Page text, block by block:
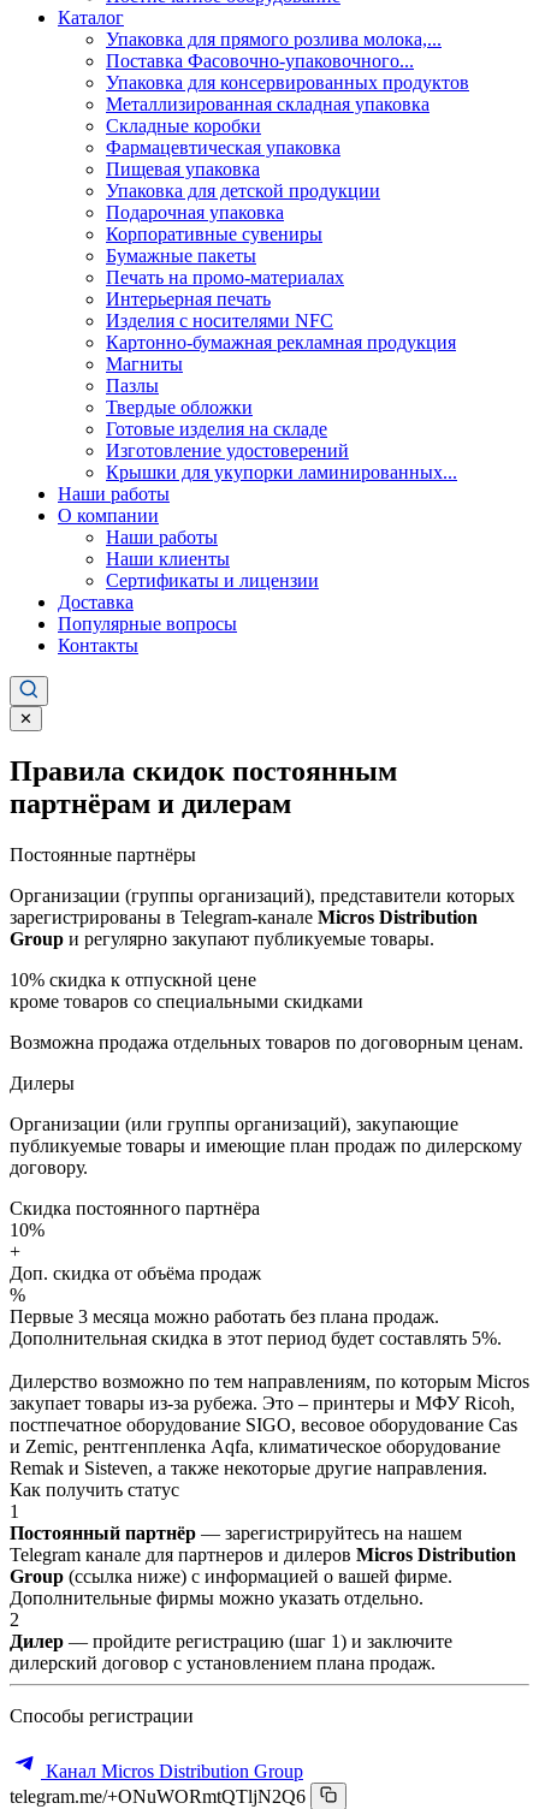
Каталог
Упаковка для прямого розлива молока,...
Поставка Фасовочно-упаковочного...
Упаковка для консервированных продуктов
Металлизированная складная упаковка
Складные коробки
Фармацевтическая упаковка
Пищевая упаковка
Упаковка для детской продукции
Подарочная упаковка
Корпоративные сувениры
Бумажные пакеты
Печать на промо-материалах
Интерьерная печать
Изделия с носителями NFC
Картонно-бумажная рекламная продукция
Магниты
Пазлы
Твердые обложки
Готовые изделия на складе
Изготовление удостоверений
Крышки для укупорки ламинированных...
Наши работы
О компании
Наши работы
Наши клиенты
Сертификаты и лицензии
Доставка
Популярные вопросы
Контакты
✕
Правила скидок постоянным
партнёрам и дилерам
Постоянные партнёры
Организации (группы организаций), представители которых
зарегистрированы в Telegram-канале Micros Distribution
Group и регулярно закупают публикуемые товары.
10% скидка к отпускной цене
кроме товаров со специальными скидками
Возможна продажа отдельных товаров по договорным ценам.
Дилеры
Организации (или группы организаций), закупающие
публикуемые товары и имеющие план продаж по дилерскому
договору.
Скидка постоянного партнёра
10%
+
Доп. скидка от объёма продаж
%
Первые 3 месяца можно работать без плана продаж.
Дополнительная скидка в этот период будет составлять 5%.
Дилерство возможно по тем направлениям, по которым Micros
закупает товары из-за рубежа. Это – принтеры и МФУ Ricoh,
постпечатное оборудование SIGO, весовое оборудование Cas
и Zemic, рентгенпленка Aqfa, климатическое оборудование
Remak и Sisteven, а также некоторые другие направления.
Как получить статус
1
Постоянный партнёр — зарегистрируйтесь на нашем
Telegram канале для партнеров и дилеров Micros Distribution
Group (ссылка ниже) с информацией о вашей фирме.
Дополнительные фирмы можно указать отдельно.
2
Дилер — пройдите регистрацию (шаг 1) и заключите
дилерский договор с установлением плана продаж.
Способы регистрации
Канал Micros Distribution Group
telegram.me/+ONuWORmtQTljN2Q6